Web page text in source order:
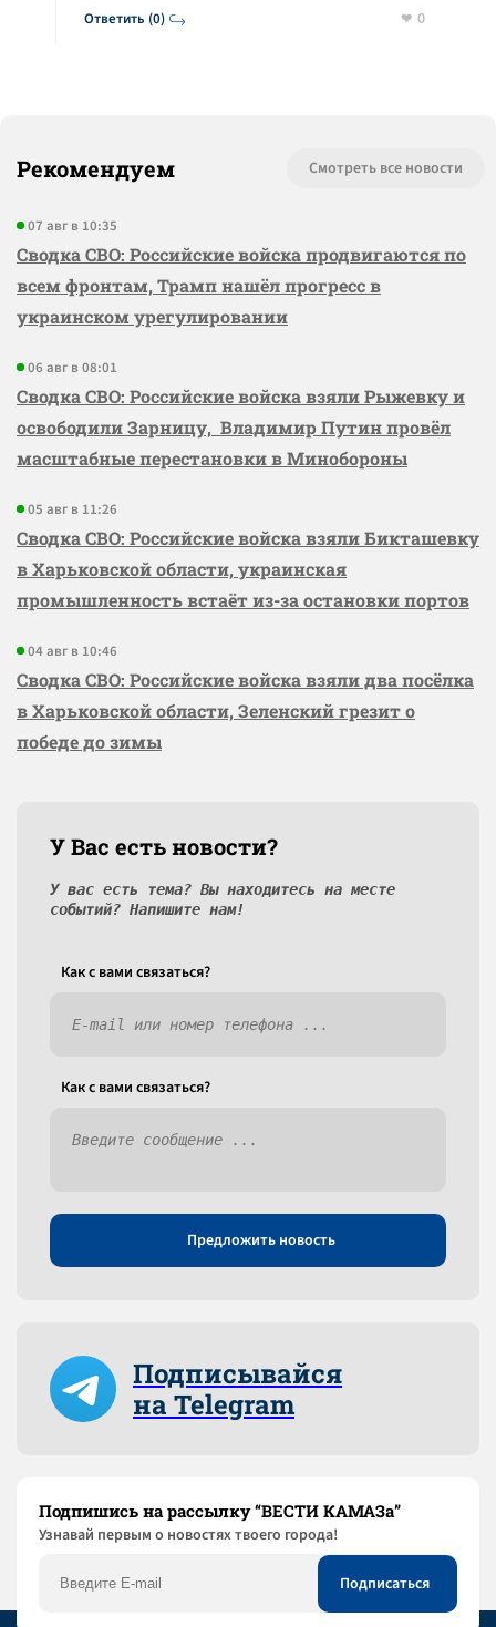
Ответить (0)
0
Рекомендуем Смотреть все новости
07 авг в 10:35
Сводка СВО: Российские войска продвигаются по
всем фронтам, Трамп нашёл прогресс в
украинском урегулировании
06 авг в 08:01
Сводка СВО: Российские войска взяли Рыжевку и
освободили Зарницу, Владимир Путин провёл
масштабные перестановки в Минобороны
05 авг в 11:26
Сводка СВО: Российские войска взяли Бикташевку
в Харьковской области, украинская
промышленность встаёт из-за остановки портов
04 авг в 10:46
Сводка СВО: Российские войска взяли два посёлка
в Харьковской области, Зеленский грезит о
победе до зимы
У Вас есть новости?
У вас есть тема? Вы находитесь на месте
событий? Напишите нам!
Как c вами связаться?
Как c вами связаться?
Предложить новость
Подписывайся
на Telegram
Подпишись на рассылку “ВЕСТИ КАМАЗа”
Узнaвай первым о новостях твоего города!